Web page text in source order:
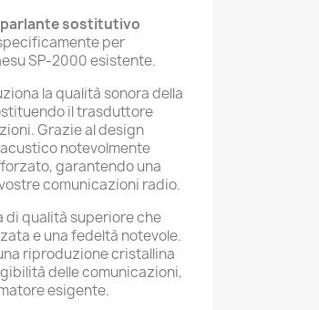
sostitutivo
per
SP-2000 esistente.
la qualità sonora della
il trasduttore
Grazie al design
notevolmente
garantendo una
comunicazioni radio.
di qualità superiore che
e una fedeltà notevole.
riproduzione cristallina
delle comunicazioni,
esigente.